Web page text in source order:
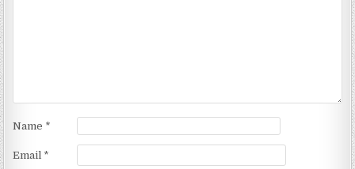
Name *
Email *